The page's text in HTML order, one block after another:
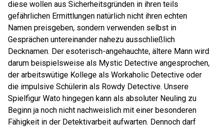
diese wollen aus Sicherheitsgründen in ihren teils
gefährlichen Ermittlungen natürlich nicht ihren echten
Namen preisgeben, sondern verwenden selbst in
Gesprächen untereinander nahezu ausschließlich
Decknamen. Der esoterisch-angehauchte, ältere Mann wird
darum beispielsweise als Mystic Detective angesprochen,
der arbeitswütige Kollege als Workaholic Detective oder
die impulsive Schülerin als Rowdy Detective. Unsere
Spielfigur Wato hingegen kann als absoluter Neuling zu
Beginn ja noch nicht nachweislich mit einer besonderen
Fähigkeit in der Detektivarbeit aufwarten. Dennoch darf